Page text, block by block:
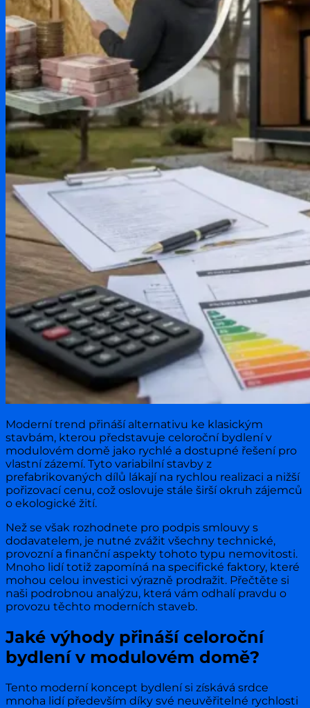
Moderní trend přináší alternativu ke klasickým
stavbám, kterou představuje celoroční bydlení v
modulovém domě jako rychlé a dostupné řešení pro
vlastní zázemí. Tyto variabilní stavby z
prefabrikovaných dílů lákají na rychlou realizaci a nižší
pořizovací cenu, což oslovuje stále širší okruh zájemců
o ekologické žití.
Než se však rozhodnete pro podpis smlouvy s
dodavatelem, je nutné zvážit všechny technické,
provozní a finanční aspekty tohoto typu nemovitosti.
Mnoho lidí totiž zapomíná na specifické faktory, které
mohou celou investici výrazně prodražit. Přečtěte si
naši podrobnou analýzu, která vám odhalí pravdu o
provozu těchto moderních staveb.
Jaké výhody přináší celoroční
bydlení v modulovém domě?
Tento moderní koncept bydlení si získává srdce
mnoha lidí především díky své neuvěřitelné rychlosti